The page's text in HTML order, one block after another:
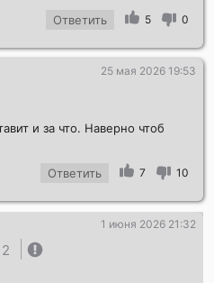
Ответить 5 0
25 мая 2026 19:53
и за что. Наверно чтоб
Ответить 7 10
2
1 июня 2026 21:32